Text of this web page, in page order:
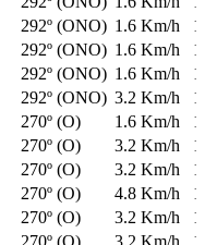
292º (ONO) 1.6 Km/h
292º (ONO) 1.6 Km/h
292º (ONO) 1.6 Km/h
292º (ONO) 3.2 Km/h
270º (O) 1.6 Km/h
270º (O) 3.2 Km/h
270º (O) 3.2 Km/h
270º (O) 4.8 Km/h
270º (O) 3.2 Km/h
270º (O) 3.2 Km/h